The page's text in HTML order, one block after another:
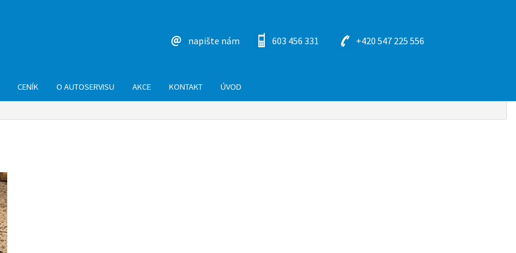
+420 547 225 556
603 456 331
napište nám
CENÍK O AUTOSERVISU AKCE KONTAKT ÚVOD